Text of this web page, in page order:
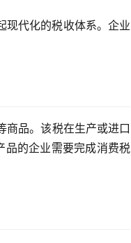
现代化的税收体系。企业
商品。该税在生产或进口
品的企业需要完成消费税